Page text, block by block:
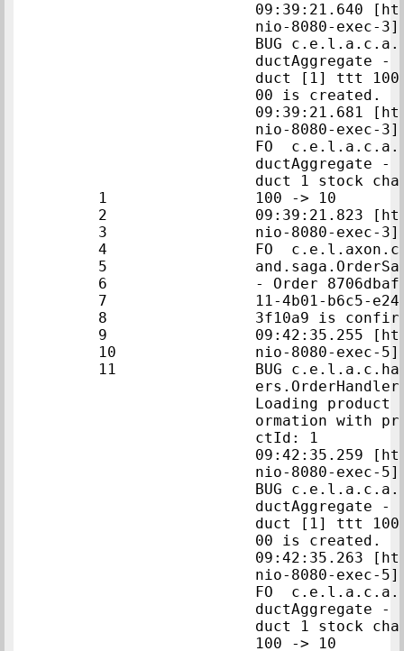
1
2
3
4
5
6
7
8
9
10
11
09:39:21.640
nio-8080-exec-3]
BUG
ductAggregate -
duct [1] ttt
09:39:21.681
nio-8080-exec-
FO
ductAggregate -
duct 1 stock
09:39:21.823
nio-8080-exec-
FO
- Order
11-4b01-b6c5-
09:42:35.255
nio-8080-exec-5]
BUG
Loading product
ormation with
09:42:35.259
nio-8080-exec-5]
BUG
ductAggregate -
duct [1] ttt
09:42:35.263
nio-8080-exec-
FO
ductAggregate -
duct 1 stock